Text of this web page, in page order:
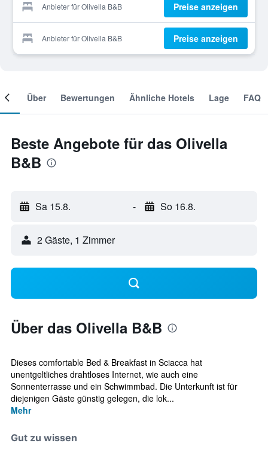
Anbieter für Olivella B&B Preise anzeigen
Anbieter für Olivella B&B Preise anzeigen
Über Bewertungen Ähnliche Hotels Lage FAQ
Beste Angebote für das Olivella
B&B
Sa 15.8. - So 16.8.
2 Gäste, 1 Zimmer
Über das Olivella B&B
Dieses comfortable Bed & Breakfast in Sciacca hat
unentgeltliches drahtloses Internet, wie auch eine
Sonnenterrasse und ein Schwimmbad. Die Unterkunft ist für
diejenigen Gäste günstig gelegen, die lok...
Mehr
Gut zu wissen